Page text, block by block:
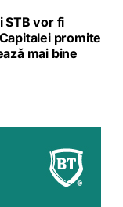
STB vor fi
promite
mai bine